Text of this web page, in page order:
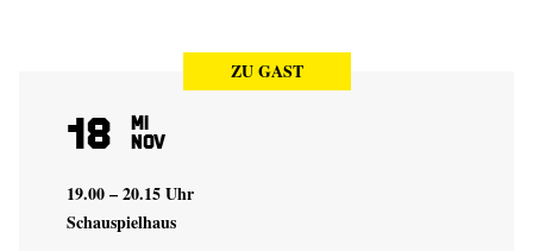
ZU GAST
18 Mi
Nov
19.00 – 20.15 Uhr
Schauspielhaus